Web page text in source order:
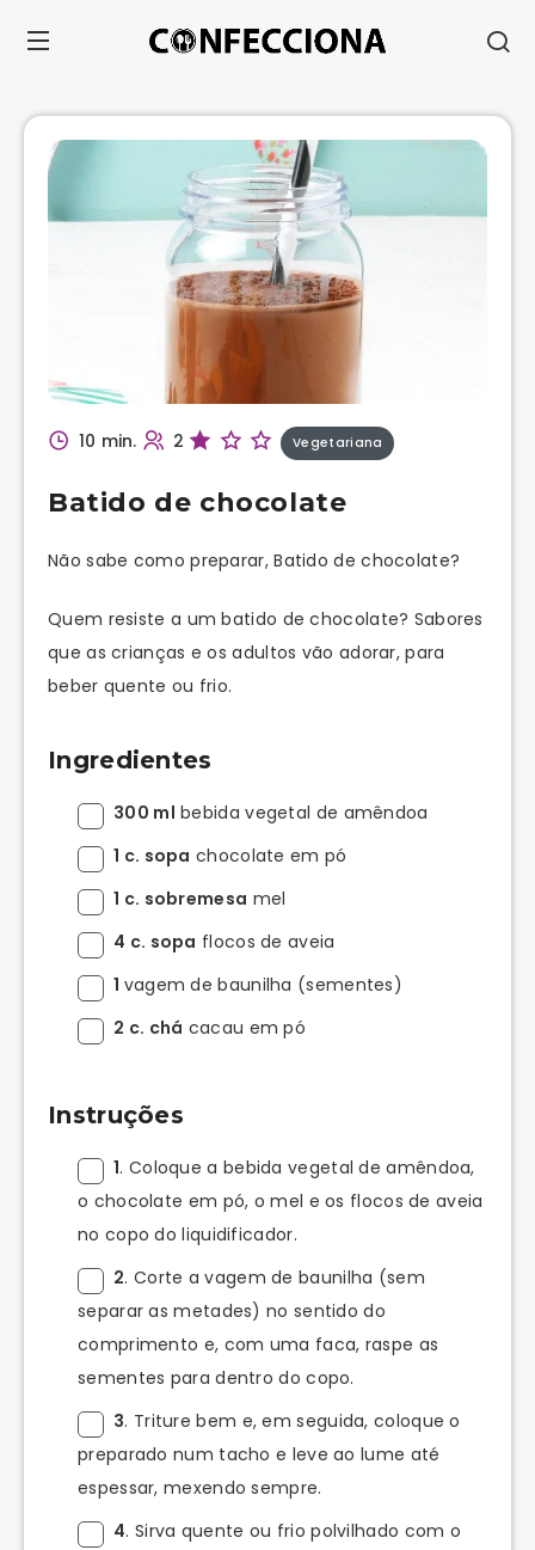
10 min. 2 Vegetariana
Batido de chocolate
Não sabe como preparar, Batido de chocolate?
Quem resiste a um batido de chocolate? Sabores
que as crianças e os adultos vão adorar, para
beber quente ou frio.
Ingredientes
300 ml bebida vegetal de amêndoa
1 c. sopa chocolate em pó
1 c. sobremesa mel
4 c. sopa flocos de aveia
1 vagem de baunilha (sementes)
2 c. chá cacau em pó
Instruções
1. Coloque a bebida vegetal de amêndoa,
o chocolate em pó, o mel e os flocos de aveia
no copo do liquidificador.
2. Corte a vagem de baunilha (sem
separar as metades) no sentido do
comprimento e, com uma faca, raspe as
sementes para dentro do copo.
3. Triture bem e, em seguida, coloque o
preparado num tacho e leve ao lume até
espessar, mexendo sempre.
4. Sirva quente ou frio polvilhado com o